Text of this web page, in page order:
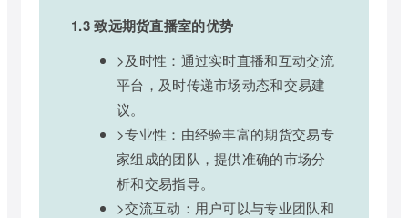
1.3 致远期货直播室的优势
>及时性：通过实时直播和互动交流
平台，及时传递市场动态和交易建
议。
>专业性：由经验丰富的期货交易专
家组成的团队，提供准确的市场分
析和交易指导。
>交流互动：用户可以与专业团队和